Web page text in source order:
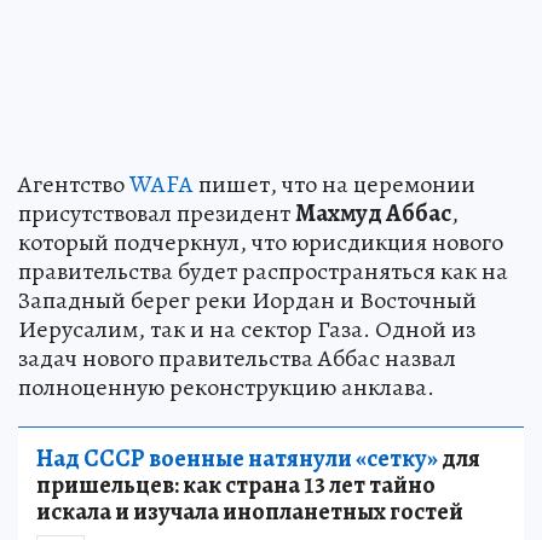
АгентствоWAFAпишет, что на церемонии
присутствовал президентМахмуд Аббас,
который подчеркнул, что юрисдикция нового
правительства будет распространяться как на
Западный берег реки Иордан и Восточный
Иерусалим, так и на сектор Газа. Одной из
задач нового правительства Аббас назвал
полноценную реконструкцию анклава.
Над СССР военные натянули «сетку»для
пришельцев: как страна 13 лет тайно
искала и изучала инопланетных гостей